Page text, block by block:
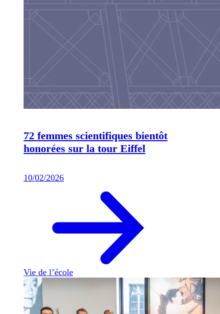
72 femmes scientifiques bientôt
honorées sur la tour Eiffel
10/02/2026
Vie de l’école